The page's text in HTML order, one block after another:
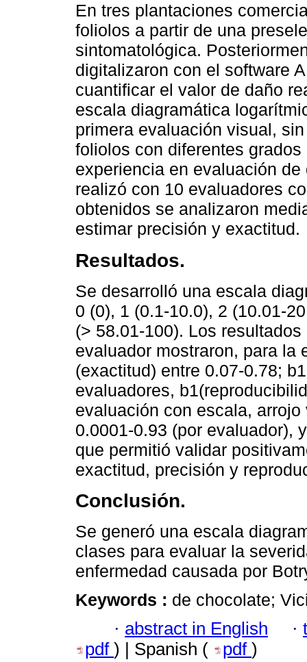
En tres plantaciones
foliolos a partir de una
sintomatológica.
digitalizaron con el software
cuantificar el valor de daño
escala diagramática
primera evaluación visual,
foliolos con diferentes
experiencia en evaluación
realizó con 10 evaluadores
obtenidos se analizaron
estimar precisión y exactitud.
Resultados.
Se desarrolló una escala
0 (0), 1 (0.1-10.0), 2 (10.01-
(> 58.01-100). Los
evaluador mostraron, para la
(exactitud) entre 0.07-0.78;
evaluadores,
evaluación con escala,
0.0001-0.93 (por evaluador),
que permitió validar
exactitud, precisión y
Conclusión.
Se generó una escala
clases para evaluar la
enfermedad causada por
Keywords : de chocolate;
· abstract in English ·
pdf ) | Spanish ( pdf )